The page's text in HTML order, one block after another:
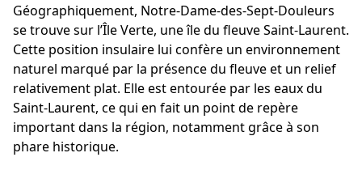
Géographiquement, Notre-Dame-des-Sept-Douleurs
se trouve sur l’Île Verte, une île du fleuve Saint-Laurent.
Cette position insulaire lui confère un environnement
naturel marqué par la présence du fleuve et un relief
relativement plat. Elle est entourée par les eaux du
Saint-Laurent, ce qui en fait un point de repère
important dans la région, notamment grâce à son
phare historique.